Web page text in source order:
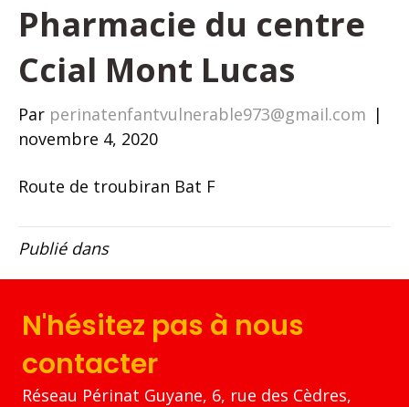
Pharmacie du centre
Ccial Mont Lucas
Par perinatenfantvulnerable973@gmail.com |
novembre 4, 2020
Route de troubiran Bat F
Publié dans
N'hésitez pas à nous
contacter
Réseau Périnat Guyane, 6, rue des Cèdres,